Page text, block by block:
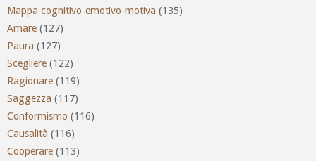
Mappa cognitivo-emotivo-motiva (135)
Amare (127)
Paura (127)
Scegliere (122)
Ragionare (119)
Saggezza (117)
Conformismo (116)
Causalità (116)
Cooperare (113)